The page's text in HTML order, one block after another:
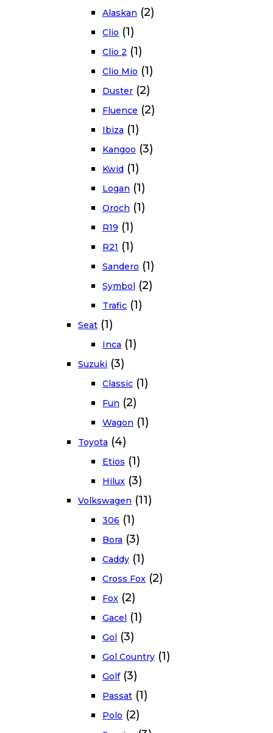
Alaskan (2)
Clio (1)
Clio 2 (1)
Clio Mio (1)
Duster (2)
Fluence (2)
Ibiza (1)
Kangoo (3)
Kwid (1)
Logan (1)
Oroch (1)
R19 (1)
R21 (1)
Sandero (1)
Symbol (2)
Trafic (1)
Seat (1)
Inca (1)
Suzuki (3)
Classic (1)
Fun (2)
Wagon (1)
Toyota (4)
Etios (1)
Hilux (3)
Volkswagen (11)
306 (1)
Bora (3)
Caddy (1)
Cross Fox (2)
Fox (2)
Gacel (1)
Gol (3)
Gol Country (1)
Golf (3)
Passat (1)
Polo (2)